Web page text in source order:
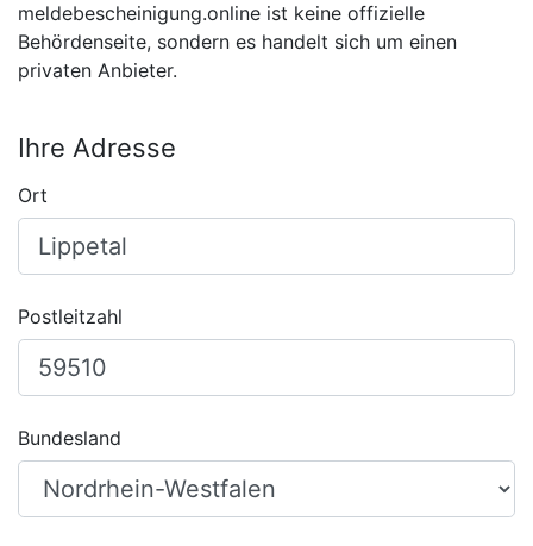
meldebescheinigung.online ist keine offizielle
Behördenseite, sondern es handelt sich um einen
privaten Anbieter.
Ihre Adresse
Ort
Postleitzahl
Bundesland